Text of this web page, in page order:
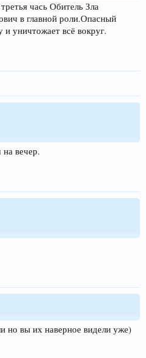
чась Обитель Зла
в главной роли.Опасный
и уничтожает всё вокруг.
вечер.
но вы их наверное видели уже)